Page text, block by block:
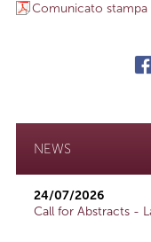
Comunicato stampa
NEWS
24/07/2026
Call for Abstracts -